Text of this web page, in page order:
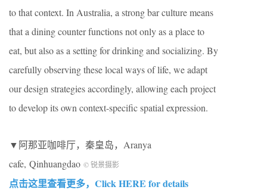
to that context. In Australia, a strong bar culture means
that a dining counter functions not only as a place to
eat, but also as a setting for drinking and socializing. By
carefully observing these local ways of life, we adapt
our design strategies accordingly, allowing each project
to develop its own context-specific spatial expression.
▼阿那亚咖啡厅，秦皇岛，Aranya
cafe, Qinhuangdao © 锐景摄影
点击这里查看更多，Click HERE for details